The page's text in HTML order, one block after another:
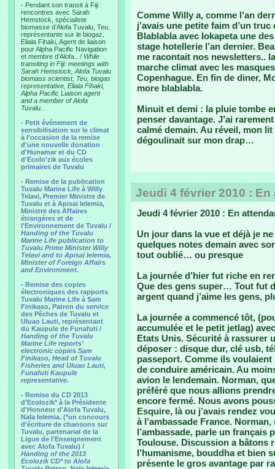
- Pendant son transit à Fiji :
rencontres avec Sarah
Hemstock, spécialiste
biomasse d’Alofa Tuvalu, Teu,
représentante sur le biogaz,
Eliala Fihaki, Agent de liaison
pour Alpha Pacific Navigation
et membre d’Alofa.. / While
transiting in Fiji: meetings with
Sarah Hemstock, Alofa Tuvalu
biomass scientist, Teu, biogas
representative, Eliala Fihaki,
Alpha Pacific Liaison agent
and a member of Alofa
Tuvalu..
- Petit événement de
sensibilisation sur le climat
à l'occasion de la remise
d'une nouvelle donation
d'Hunamar et du CD
d'Ecolo'zik aux écoles
primaires de Tuvalu
- Remise de la publication
Tuvalu Marine Life à Willy
Telavi, Premier Ministre de
Tuvalu et à Apisai Ielemia,
Ministre des Affaires
étrangères et de
l'Environnement de Tuvalu /
Handing of the Tuvalu
Marine Life publication to
Tuvalu Prime Minister Willy
Telavi and to Apisai Ielemia,
Minister of Foreign Affairs
and Environment.
- Remise des copies
électroniques des rapports
Tuvalu Marine Life à Sam
Finikaso, Patron du service
des Pêches de Tuvalu et
Uluao Lauti, représentant
du Kaupule de Funafuti /
Handing of the Tuvalu
Marine Life reports’
electronic copies Sam
Finikaso, Head of Tuvalu
Fisheries and Uluao Lauti,
Funafuti Kaupule
representative.
- Remise du CD 2013
d'Ecolozik* à la Présidente
d'Honneur d'Alofa Tuvalu,
Nala Ielemia. (*un concours
d'écriture de chansons sur
Tuvalu, partenariat de la
Ligue de l'Enseignement
avec Alofa Tuvalu) /
Handing of the 2013
Ecolozik CD* to Alofa
Comme Willy a, comme l’an
j’avais une petite faim d’un
Blablabla avec Iokapeta une
stage hotellerie l’an dernier.
me racontait nos newsletters..
marche climat avec les
Copenhague. En fin de diner,
more blablabla.
Minuit et demi : la pluie tombe
penser davantage. J’ai
calmé demain. Au réveil, mon
dégoulinait sur mon drap…
Jeudi 4 février 2010 :
Jeudi 4 février 2010 : En
Un jour dans la vue et déjà je
quelques notes demain avec
tout oublié… ou presque
La journée d’hier fut riche en
Que des gens super… Tout fut
argent quand j’aime les gens,
La journée a commencé tôt,
accumulée et le petit jetlag)
Etats Unis. Sécurité à rassurer
déposer : disque dur, clé usb,
passeport. Comme ils voulaient
de conduire américain. Au
avion le lendemain. Norman,
préféré que nous allions
encore fermé. Nous avons
Esquire, là ou j’avais rendez
à l’ambassade France.
l’ambassade, parle un français
Toulouse. Discussion a bâtons
l’humanisme, bouddha et bien
présente le gros avantage par